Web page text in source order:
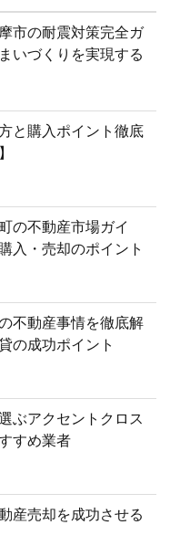
市の耐震対策完全ガ
いづくりを実現する
と購入ポイント徹底
の不動産市場ガイ
入・売却のポイント
不動産事情を徹底解
の成功ポイント
ぶアクセントクロス
すめ業者
産売却を成功させる